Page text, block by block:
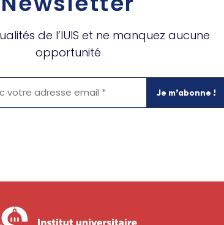
de l’IUIS et ne manquez aucune
opportunité